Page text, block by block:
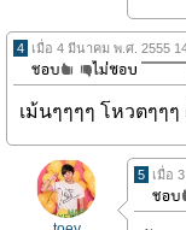
4 เมื่อ 4 มีนาคม พ.ศ. 2555
เม้นๆๆๆๆ โหวตๆๆๆ
5 เมื่อ